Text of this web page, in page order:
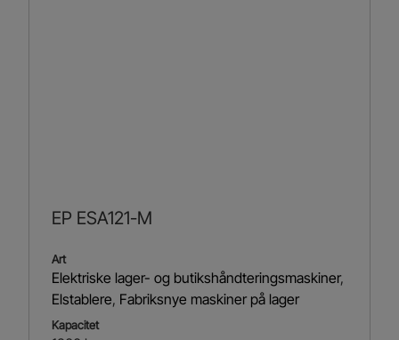
EP ESA121-M
Art
Elektriske lager- og butikshåndteringsmaskiner,
Elstablere, Fabriksnye maskiner på lager
Kapacitet